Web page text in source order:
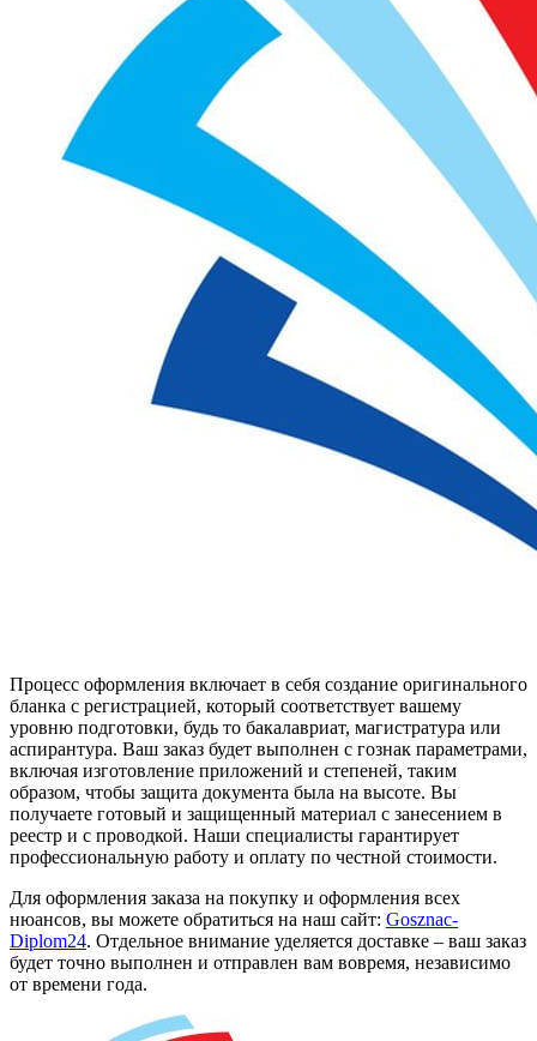
Процесс оформления включает в себя создание оригинального
бланка с регистрацией, который соответствует вашему
уровню подготовки, будь то бакалавриат, магистратура или
аспирантура. Ваш заказ будет выполнен с гознак параметрами,
включая изготовление приложений и степеней, таким
образом, чтобы защита документа была на высоте. Вы
получаете готовый и защищенный материал с занесением в
реестр и с проводкой. Наши специалисты гарантирует
профессиональную работу и оплату по честной стоимости.
Для оформления заказа на покупку и оформления всех
нюансов, вы можете обратиться на наш сайт: Gosznac-
Diplom24. Отдельное внимание уделяется доставке – ваш заказ
будет точно выполнен и отправлен вам вовремя, независимо
от времени года.